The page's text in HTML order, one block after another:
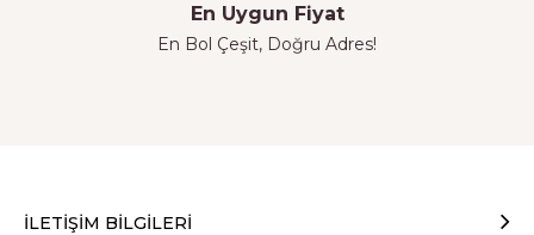
En Uygun Fiyat
En Bol Çeşit, Doğru Adres!
İLETIŞIM BILGILERI